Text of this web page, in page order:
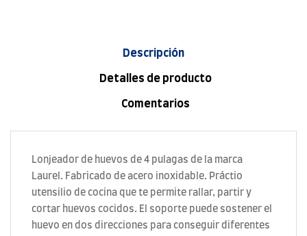
Descripción
Detalles de producto
Comentarios
Lonjeador de huevos de 4 pulagas de la marca
Laurel. Fabricado de acero inoxidable. Práctio
utensilio de cocina que te permite rallar, partir y
cortar huevos cocidos. El soporte puede sostener el
huevo en dos direcciones para conseguir diferentes